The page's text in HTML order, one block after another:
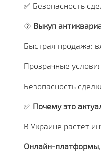
✅ Безопасность
⯑ Выкуп
Быстрая продажа:
Прозрачные
Безопасность
✅ Почему это
В Украине растет
Онлайн-платформы